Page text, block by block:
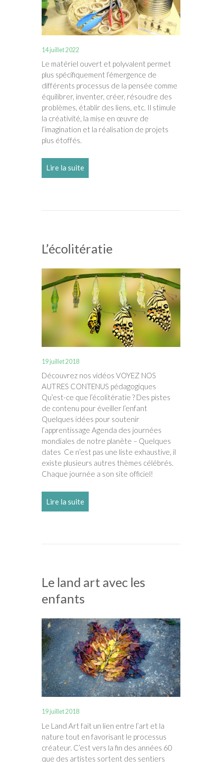
14 juillet 2022
Le matériel ouvert et polyvalent permet
plus spécifiquement l’émergence de
différents processus de la pensée comme
équilibrer, inventer, créer, résoudre des
problèmes, établir des liens, etc. Il stimule
la créativité, la mise en œuvre de
l’imagination et la réalisation de projets
plus étoffés.
Lire la suite
L’écolitératie
19 juillet 2018
Découvrez nos vidéos VOYEZ NOS
AUTRES CONTENUS pédagogiques
Qu’est-ce que l’écolitératie ? Des pistes
de contenu pour éveiller l’enfant
Quelques idées pour soutenir
l’apprentissage Agenda des journées
mondiales de notre planète – Quelques
dates Ce n’est pas une liste exhaustive, il
existe plusieurs autres thèmes célébrés.
Chaque journée a son site officiel!
Lire la suite
Le land art avec les
enfants
19 juillet 2018
Le Land Art fait un lien entre l’art et la
nature tout en favorisant le processus
créateur. C’est vers la fin des années 60
que des artistes sortent des sentiers